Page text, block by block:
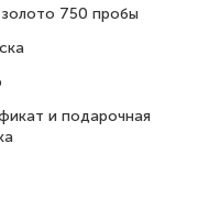
750 пробы
и подарочная